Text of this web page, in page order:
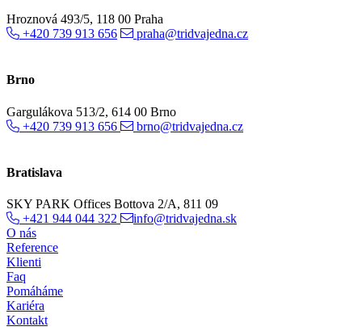
Hroznová 493/5, 118 00 Praha
+420 739 913 656
praha@tridvajedna.cz
Brno
Gargulákova 513/2, 614 00 Brno
+420 739 913 656
brno@tridvajedna.cz
Bratislava
SKY PARK Offices Bottova 2/A, 811 09
+421 944 044 322
info@tridvajedna.sk
O nás
Reference
Klienti
Faq
Pomáháme
Kariéra
Kontakt